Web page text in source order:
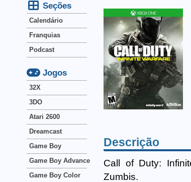
Descrição
Call of Duty:
Zumbis.
Seções
Calendário
Franquias
Podcast
Jogos
32X
3DO
Atari 2600
Dreamcast
Game Boy
Game Boy Advance
Game Boy Color